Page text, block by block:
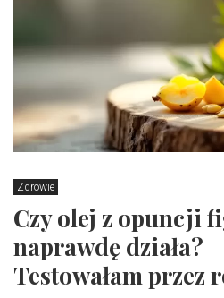
Zdrowie
Czy olej z opuncji
naprawdę działa?
Testowałam przez